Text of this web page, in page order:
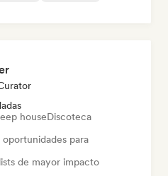
houseDiscoteca
para
de mayor impacto